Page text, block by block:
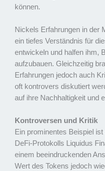
können.
Nickels Erfahrungen in der
ein tiefes Verständnis für
entwickeln und halfen ihm,
aufzubauen. Gleichzeitig
Erfahrungen jedoch auch
oft kontrovers diskutiert
auf ihre Nachhaltigkeit und
Kontroversen und Kritik
Ein prominentes Beispiel
DeFi-Protokolls Liquidus
einem beeindruckenden
Wert des Tokens jedoch